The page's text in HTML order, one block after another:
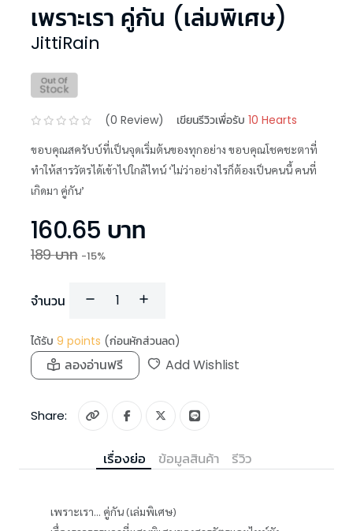
เพราะเรา คู่กัน (เล่มพิเศษ)
JittiRain
(0 Review) เขียนรีวิวเพื่อรับ 10 Hearts
ขอบคุณสครับบ์ที่เป็นจุดเริ่มต้นของทุกอย่าง ขอบคุณโชคชะตาที่
ทำให้สารวัตรได้เข้าไปใกล้ไทน์ ‘ไม่ว่าอย่างไรก็ต้องเป็นคนนี้ คนที่
เกิดมา คู่กัน’
160.65 บาท
189บาท -15%
จำนวน
ได้รับ 9 points (ก่อนหักส่วนลด)
ลองอ่านฟรี Add Wishlist
Share:
เรื่องย่อ ข้อมูลสินค้า รีวิว
เพราะเรา... คู่กัน (เล่มพิเศษ)